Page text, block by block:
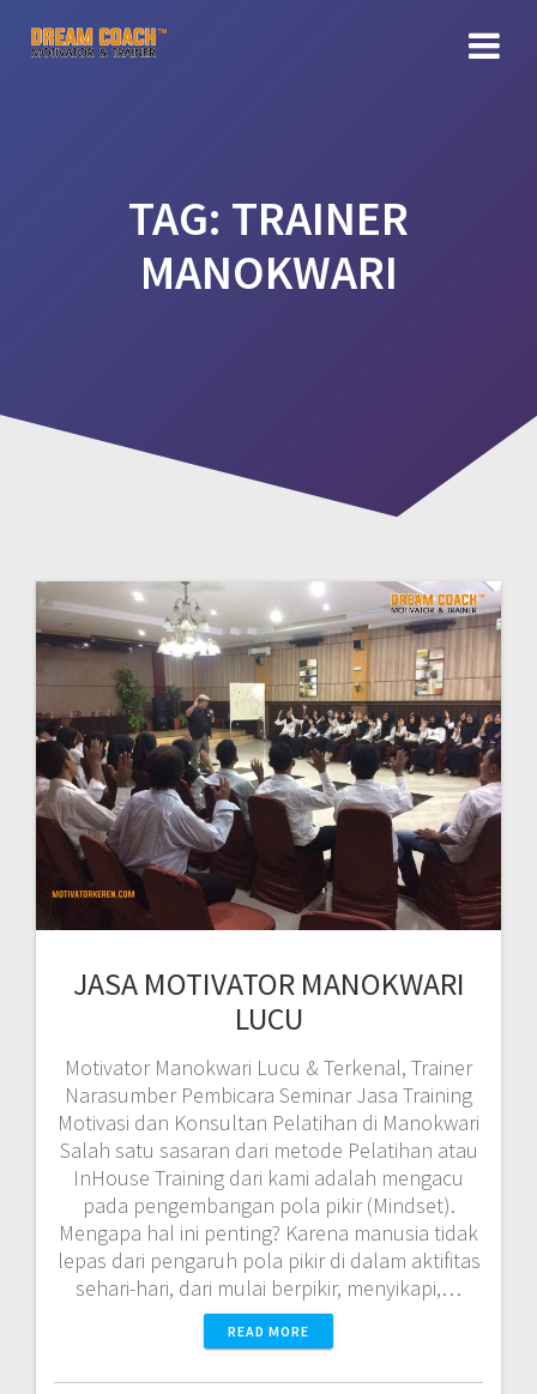
TAG: TRAINER
MANOKWARI
JASA MOTIVATOR MANOKWARI
LUCU
Motivator Manokwari Lucu & Terkenal, Trainer
Narasumber Pembicara Seminar Jasa Training
Motivasi dan Konsultan Pelatihan di Manokwari
Salah satu sasaran dari metode Pelatihan atau
InHouse Training dari kami adalah mengacu
pada pengembangan pola pikir (Mindset).
Mengapa hal ini penting? Karena manusia tidak
lepas dari pengaruh pola pikir di dalam aktifitas
sehari-hari, dari mulai berpikir, menyikapi,…
READ MORE